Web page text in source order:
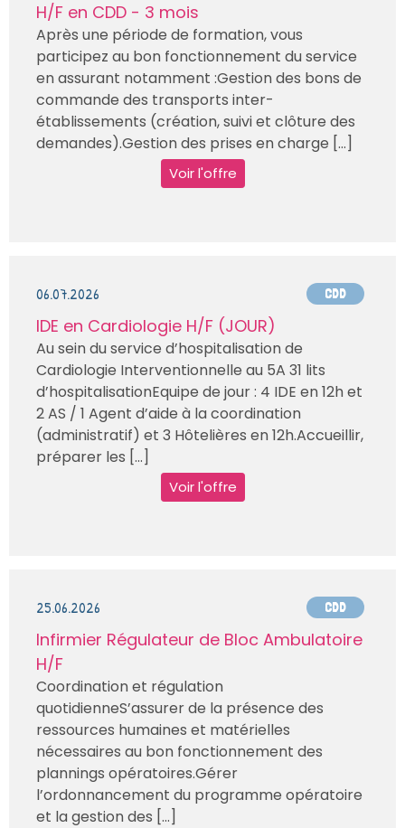
H/F en CDD - 3 mois
Après une période de formation, vous
participez au bon fonctionnement du service
en assurant notamment :Gestion des bons de
commande des transports inter-
établissements (création, suivi et clôture des
demandes).Gestion des prises en charge [...]
Voir l'offre
06.07.2026 CDD
IDE en Cardiologie H/F (JOUR)
Au sein du service d’hospitalisation de
Cardiologie Interventionnelle au 5A 31 lits
d’hospitalisationEquipe de jour : 4 IDE en 12h et
2 AS / 1 Agent d’aide à la coordination
(administratif) et 3 Hôtelières en 12h.Accueillir,
préparer les [...]
Voir l'offre
25.06.2026 CDD
Infirmier Régulateur de Bloc Ambulatoire
H/F
Coordination et régulation
quotidienneS’assurer de la présence des
ressources humaines et matérielles
nécessaires au bon fonctionnement des
plannings opératoires.Gérer
l’ordonnancement du programme opératoire
et la gestion des [...]